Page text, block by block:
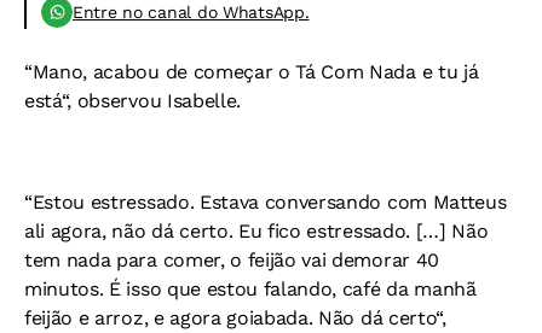
Entre no canal do WhatsApp.
“Mano, acabou de começar o Tá Com Nada e tu já
está“, observou Isabelle.
“Estou estressado. Estava conversando com Matteus
ali agora, não dá certo. Eu fico estressado. […] Não
tem nada para comer, o feijão vai demorar 40
minutos. É isso que estou falando, café da manhã
feijão e arroz, e agora goiabada. Não dá certo“,